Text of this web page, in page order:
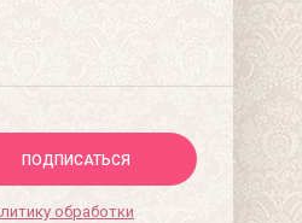
ПОДПИСАТЬСЯ
обработки